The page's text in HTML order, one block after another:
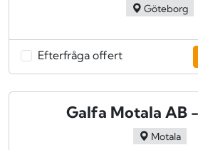
Göteborg
Efterfråga offert
Galfa Motala AB
Motala